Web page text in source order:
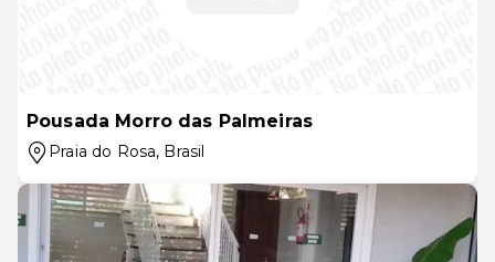
Pousada Morro das Palmeiras
Praia do Rosa, Brasil